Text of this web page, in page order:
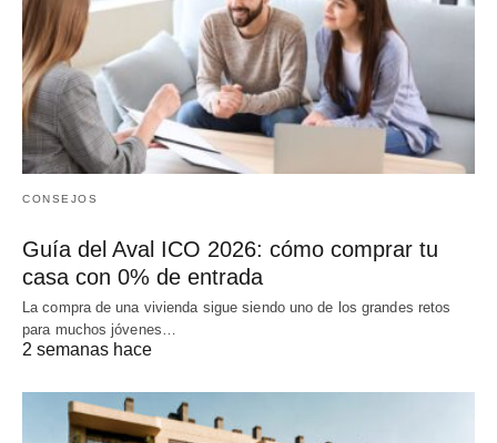
CONSEJOS
Guía del Aval ICO 2026: cómo comprar tu
casa con 0% de entrada
La compra de una vivienda sigue siendo uno de los grandes retos
para muchos jóvenes…
2 semanas hace